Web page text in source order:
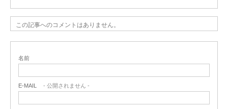
この記事へのコメントはありません。
名前
E-MAIL - 公開されません -